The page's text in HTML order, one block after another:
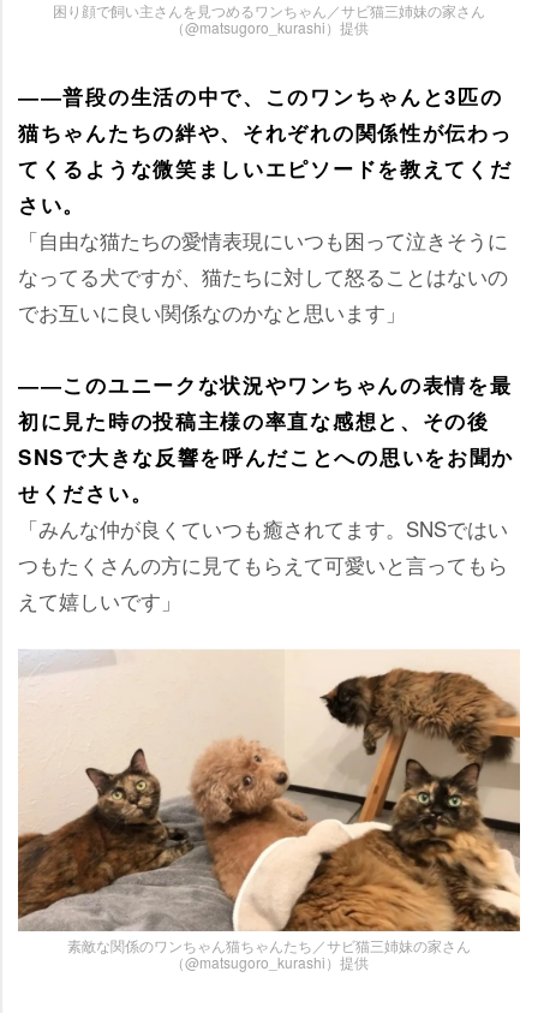
困り顔で飼い主さんを見つめるワンちゃん／サビ猫三姉妹の家さん
（@matsugoro_kurashi）提供
――普段の生活の中で、このワンちゃんと3匹の
猫ちゃんたちの絆や、それぞれの関係性が伝わっ
てくるような微笑ましいエピソードを教えてくだ
さい。
「自由な猫たちの愛情表現にいつも困って泣きそうに
なってる犬ですが、猫たちに対して怒ることはないの
でお互いに良い関係なのかなと思います」
――このユニークな状況やワンちゃんの表情を最
初に見た時の投稿主様の率直な感想と、その後
SNSで大きな反響を呼んだことへの思いをお聞か
せください。
「みんな仲が良くていつも癒されてます。SNSではい
つもたくさんの方に見てもらえて可愛いと言ってもら
えて嬉しいです」
素敵な関係のワンちゃん猫ちゃんたち／サビ猫三姉妹の家さん
（@matsugoro_kurashi）提供